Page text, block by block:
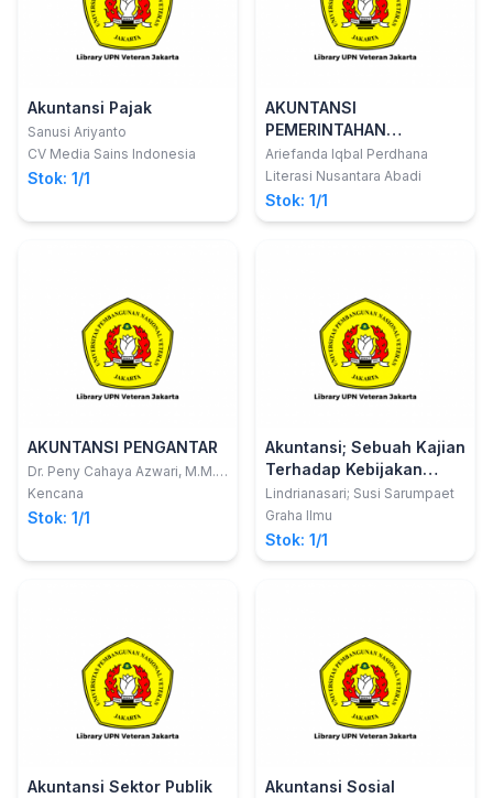
Akuntansi Pajak
Sanusi Ariyanto
CV Media Sains Indonesia
Stok: 1/1
AKUNTANSI
PEMERINTAHAN
PERATURAN PEMERINTAH
REPUBLIK INDONESIA
Ariefanda Iqbal Perdhana
Literasi Nusantara Abadi
Stok: 1/1
AKUNTANSI PENGANTAR
Dr. Peny Cahaya Azwari, M.M.,
M.B.A., Ak. Dkk; Ayke Nuraliati,
Muhammad Ali, S.E., M.Si.;
Kencana
Stok: 1/1
Akuntansi; Sebuah Kajian
Terhadap Kebijakan
Perusahaan dan
Pemerintah
Lindrianasari; Susi Sarumpaet
Graha Ilmu
Stok: 1/1
Akuntansi Sektor Publik
Akuntansi Sosial